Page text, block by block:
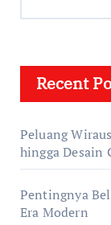
Recent
Peluang
hingga Desain
Pentingnya
Era Modern